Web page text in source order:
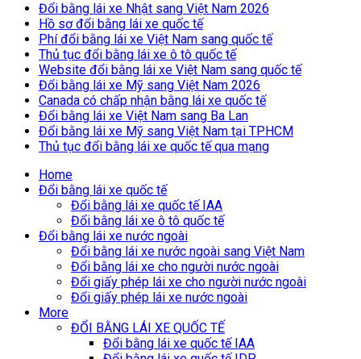
Đổi bằng lái xe Nhật sang Việt Nam 2026
Hồ sơ đổi bằng lái xe quốc tế
Phí đổi bằng lái xe Việt Nam sang quốc tế
Thủ tục đổi bằng lái xe ô tô quốc tế
Website đổi bằng lái xe Việt Nam sang quốc tế
Đổi bằng lái xe Mỹ sang Việt Nam 2026
Canada có chấp nhận bằng lái xe quốc tế
Đổi bằng lái xe Việt Nam sang Ba Lan
Đổi bằng lái xe Mỹ sang Việt Nam tại TPHCM
Thủ tục đổi bằng lái xe quốc tế qua mạng
Home
Đổi bằng lái xe quốc tế
Đổi bằng lái xe quốc tế IAA
Đổi bằng lái xe ô tô quốc tế
Đổi bằng lái xe nước ngoài
Đổi bằng lái xe nước ngoài sang Việt Nam
Đổi bằng lái xe cho người nước ngoài
Đổi giấy phép lái xe cho người nước ngoài
Đổi giấy phép lái xe nước ngoài
More
ĐỔI BẰNG LÁI XE QUỐC TẾ
Đổi bằng lái xe quốc tế IAA